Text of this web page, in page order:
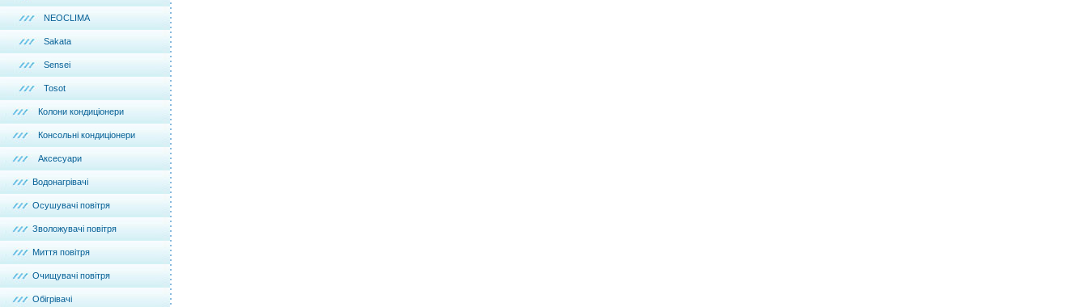
NEOCLIMA
Sakata
Sensei
Tosot
Колони кондиціонери
Консольні кондиціонери
Аксесуари
Водонагрівачі
Осушувачі повітря
Зволожувачі повітря
Миття повітря
Очищувачі повітря
Обігрівачі